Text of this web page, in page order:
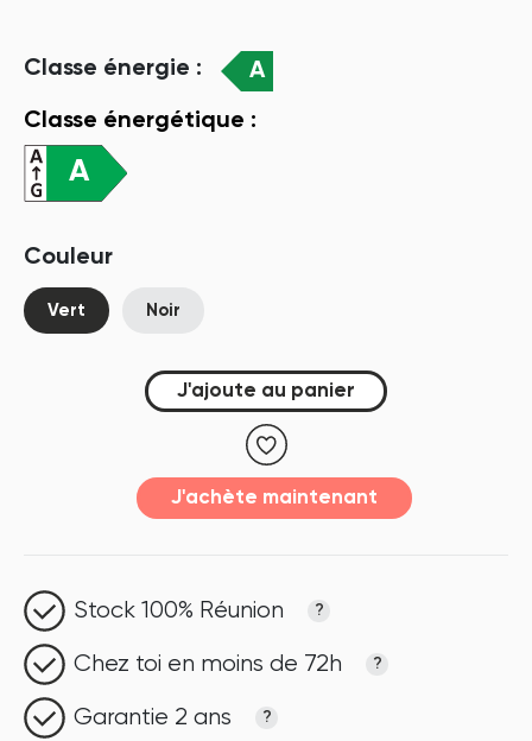
Classe énergie : A
Classe énergétique :
A
Couleur
Vert Noir
J'ajoute au panier
J'achète maintenant
Stock 100% Réunion ?
Chez toi en moins de 72h ?
Garantie 2 ans ?